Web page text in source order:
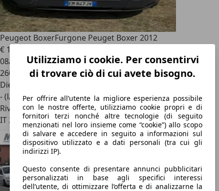
Utilizziamo i cookie. Per consentirvi
di trovare ciò di cui avete bisogno.
Per offrire all’utente la migliore esperienza possibile
con le nostre offerte, utilizziamo cookie propri e di
fornitori terzi nonché altre tecnologie (di seguito
menzionati nel loro insieme come “cookie”) allo scopo
di salvare e accedere in seguito a informazioni sul
dispositivo utilizzato e a dati personali (tra cui gli
indirizzi IP).
Questo consente di presentare annunci pubblicitari
personalizzati in base agli specifici interessi
dell’utente, di ottimizzare l’offerta e di analizzarne la
Peugeot BoxerFurgone Peuget Boxer 2012
€ 1.699
08/2012
260.000 km
Diesel
- (l/100 km)
Rivenditore
IT 20022